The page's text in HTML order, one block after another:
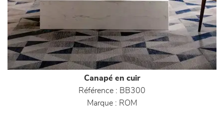
Canapé en cuir
Référence : BB300
Marque : ROM